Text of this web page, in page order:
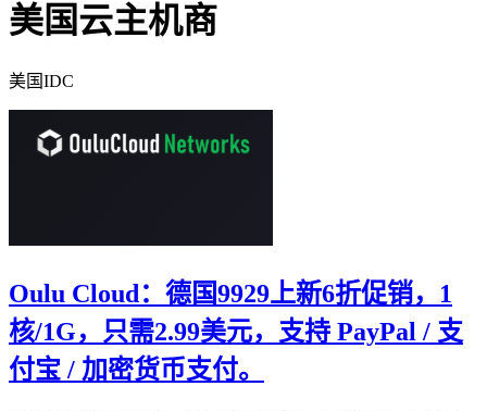
美国云主机商
美国IDC
Oulu Cloud：德国9929上新6折促销，1
核/1G，只需2.99美元，支持 PayPal / 支
付宝 / 加密货币支付。